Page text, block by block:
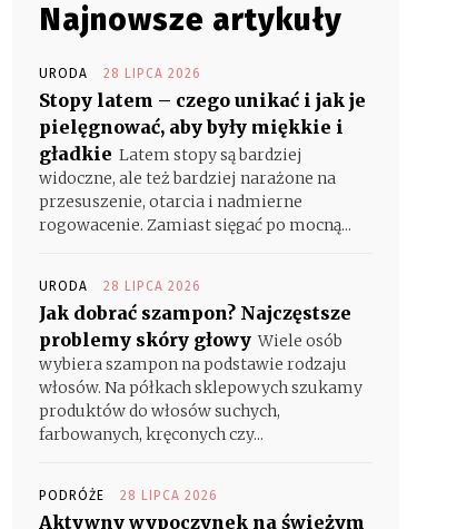
Najnowsze artykuły
URODA 28 LIPCA 2026
Stopy latem – czego unikać i jak je
pielęgnować, aby były miękkie i
gładkie Latem stopy są bardziej
widoczne, ale też bardziej narażone na
przesuszenie, otarcia i nadmierne
rogowacenie. Zamiast sięgać po mocną...
URODA 28 LIPCA 2026
Jak dobrać szampon? Najczęstsze
problemy skóry głowy Wiele osób
wybiera szampon na podstawie rodzaju
włosów. Na półkach sklepowych szukamy
produktów do włosów suchych,
farbowanych, kręconych czy...
PODRÓŻE 28 LIPCA 2026
Aktywny wypoczynek na świeżym